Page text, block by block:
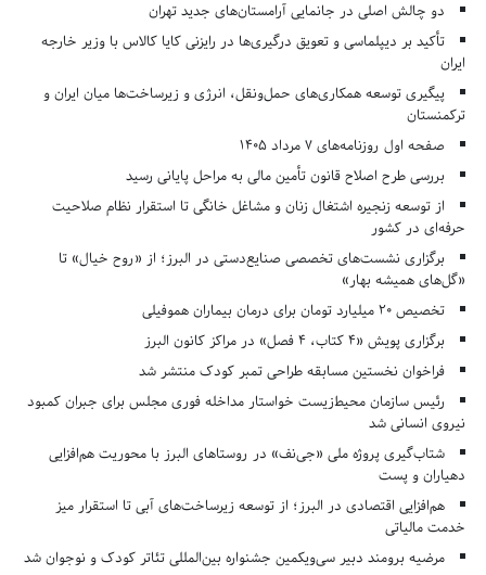
دو چالش اصلی در جانمایی آرامستان‌های جدید تهران
تأکید بر دیپلماسی و تعویق درگیری‌ها در رایزنی کایا کالاس با وزیر خارجه
ایران
پیگیری توسعه همکاری‌های حمل‌ونقل، انرژی و زیرساخت‌ها میان ایران و
ترکمنستان
صفحه اول روزنامه‌های 7 مرداد 1405
بررسی طرح اصلاح قانون تأمین مالی به مراحل پایانی رسید
از توسعه زنجیره اشتغال زنان و مشاغل خانگی تا استقرار نظام صلاحیت
حرفه‌ای در کشور
برگزاری نشست‌های تخصصی صنایع‌دستی در البرز؛ از «روح خیال» تا
«گل‌های همیشه بهار»
تخصیص ۲۰ میلیارد تومان برای درمان بیماران هموفیلی
برگزاری پویش «۴ کتاب، ۴ فصل» در مراکز کانون البرز
فراخوان نخستین مسابقه طراحی تمبر کودک منتشر شد
رئیس سازمان محیط‌زیست خواستار مداخله فوری مجلس برای جبران کمبود
نیروی انسانی شد
شتاب‌گیری پروژه ملی «جی‌نف» در روستاهای البرز با محوریت هم‌افزایی
دهیاران و پست
هم‌افزایی اقتصادی در البرز؛ از توسعه زیرساخت‌های آبی تا استقرار میز
خدمت مالیاتی
مرضیه برومند دبیر سی‌ویکمین جشنواره بین‌المللی تئاتر کودک و نوجوان شد